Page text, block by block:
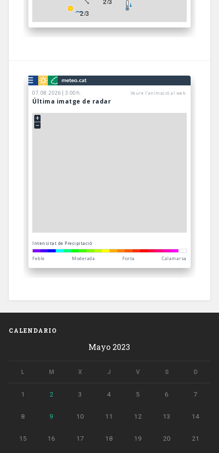
CALENDARIO
Mayo 2023
L M X J V S D
1 2 3 4 5 6 7
8 9 10 11 12 13 14
15 16 17 18 19 20 21